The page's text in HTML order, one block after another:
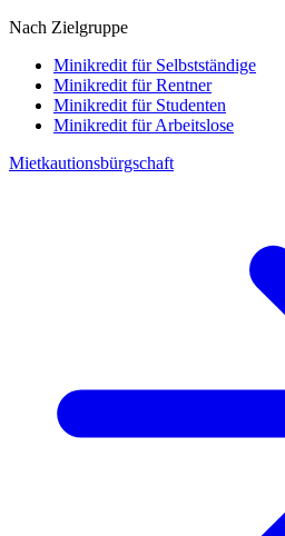
Nach Zielgruppe
Minikredit für Selbstständige
Minikredit für Rentner
Minikredit für Studenten
Minikredit für Arbeitslose
Mietkautionsbürgschaft